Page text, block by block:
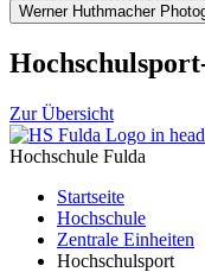
Werner Huthmacher
Zur Übersicht
Hochschule Fulda
Startseite
Hochschule
Zentrale Einheiten
Hochschulsport